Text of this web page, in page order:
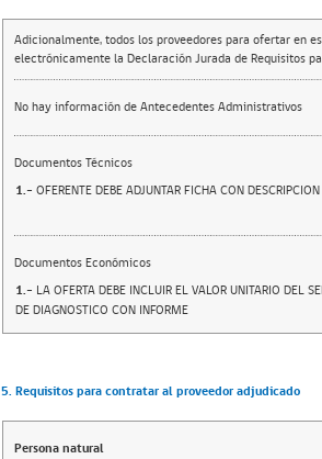
Adicionalmente, todos los proveedores para ofertar en
electrónicamente la Declaración Jurada de Requisitos
No hay información de Antecedentes Administrativos
Documentos Técnicos
1.- OFERENTE DEBE ADJUNTAR FICHA CON
Documentos Económicos
1.- LA OFERTA DEBE INCLUIR EL VALOR UNITARIO DEL
DE DIAGNOSTICO CON INFORME
5. Requisitos para contratar al proveedor adjudicado
Persona natural